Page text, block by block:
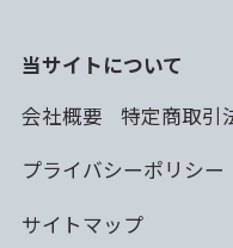
当サイトについて
会社概要
特定商取引
プライバシーポリシー
サイトマップ